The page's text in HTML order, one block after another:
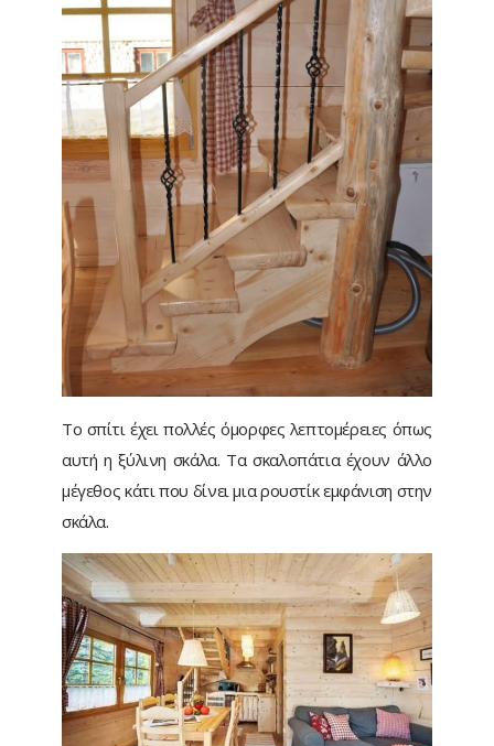
Το σπίτι έχει πολλές όμορφες λεπτομέρειες όπως
αυτή η ξύλινη σκάλα. Τα σκαλοπάτια έχουν άλλο
μέγεθος κάτι που δίνει μια ρουστίκ εμφάνιση στην
σκάλα.